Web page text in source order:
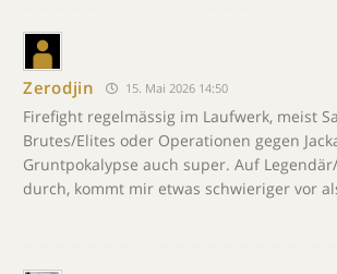
Zerodjin 15. Mai 2026 14:50
Firefight regelmässig im Laufwerk, meist
Brutes/Elites oder Operationen gegen
Gruntpokalypse auch super. Auf
durch, kommt mir etwas schwieriger vor